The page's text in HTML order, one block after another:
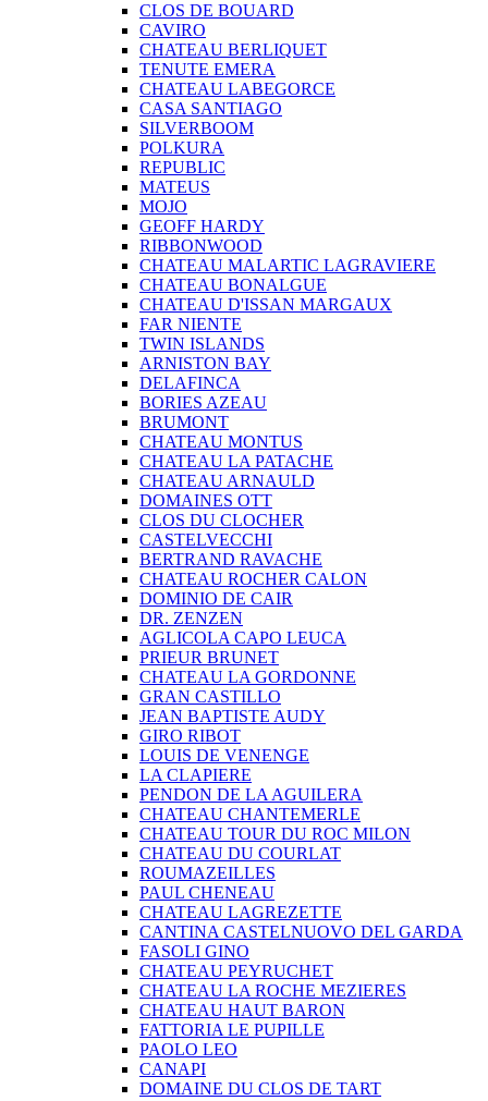
CLOS DE BOUARD
CAVIRO
CHATEAU BERLIQUET
TENUTE EMERA
CHATEAU LABEGORCE
CASA SANTIAGO
SILVERBOOM
POLKURA
REPUBLIC
MATEUS
MOJO
GEOFF HARDY
RIBBONWOOD
CHATEAU MALARTIC LAGRAVIERE
CHATEAU BONALGUE
CHATEAU D'ISSAN MARGAUX
FAR NIENTE
TWIN ISLANDS
ARNISTON BAY
DELAFINCA
BORIES AZEAU
BRUMONT
CHATEAU MONTUS
CHATEAU LA PATACHE
CHATEAU ARNAULD
DOMAINES OTT
CLOS DU CLOCHER
CASTELVECCHI
BERTRAND RAVACHE
CHATEAU ROCHER CALON
DOMINIO DE CAIR
DR. ZENZEN
AGLICOLA CAPO LEUCA
PRIEUR BRUNET
CHATEAU LA GORDONNE
GRAN CASTILLO
JEAN BAPTISTE AUDY
GIRO RIBOT
LOUIS DE VENENGE
LA CLAPIERE
PENDON DE LA AGUILERA
CHATEAU CHANTEMERLE
CHATEAU TOUR DU ROC MILON
CHATEAU DU COURLAT
ROUMAZEILLES
PAUL CHENEAU
CHATEAU LAGREZETTE
CANTINA CASTELNUOVO DEL GARDA
FASOLI GINO
CHATEAU PEYRUCHET
CHATEAU LA ROCHE MEZIERES
CHATEAU HAUT BARON
FATTORIA LE PUPILLE
PAOLO LEO
CANAPI
DOMAINE DU CLOS DE TART